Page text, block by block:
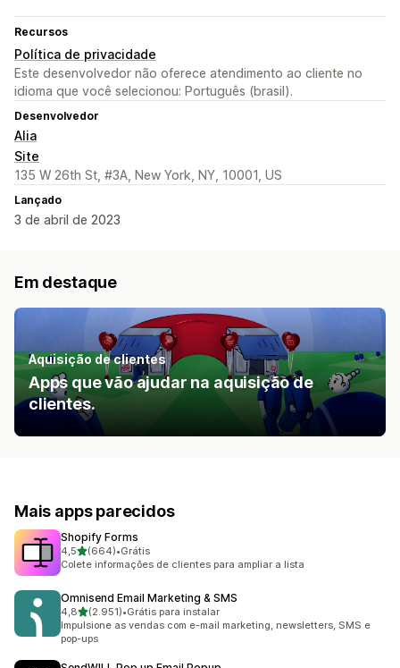
Recursos
Política de privacidade
Este desenvolvedor não oferece atendimento ao cliente no
idioma que você selecionou: Português (brasil).
Desenvolvedor
Alia
Site
135 W 26th St, #3A, New York, NY, 10001, US
Lançado
3 de abril de 2023
Em destaque
Aquisição de clientes
Apps que vão ajudar na aquisição de
clientes.
Mais apps parecidos
Shopify Forms
4,5de 5 estrelas
(664)
664 avaliações ao todo
•Grátis
Colete informações de clientes para ampliar a lista
Omnisend Email Marketing & SMS
4,8de 5 estrelas
(2.951)
2951 avaliações ao todo
•Grátis para instalar
Impulsione as vendas com e-mail marketing, newsletters, SMS e
pop-ups